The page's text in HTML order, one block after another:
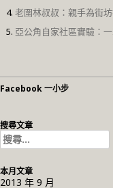
老圍林叔叔：親手為街
亞公角自家社區實驗：
Facebook 一小步
搜尋文章
搜
尋
關
鍵
本月文章
2013 年 9 月